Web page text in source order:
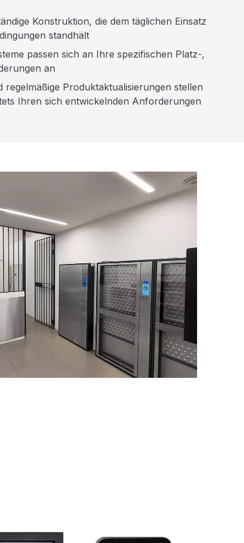
Konstruktion, die dem täglichen Einsatz
standhält
passen sich an Ihre spezifischen Platz-,
an
Produktaktualisierungen stellen
Ihren sich entwickelnden Anforderungen